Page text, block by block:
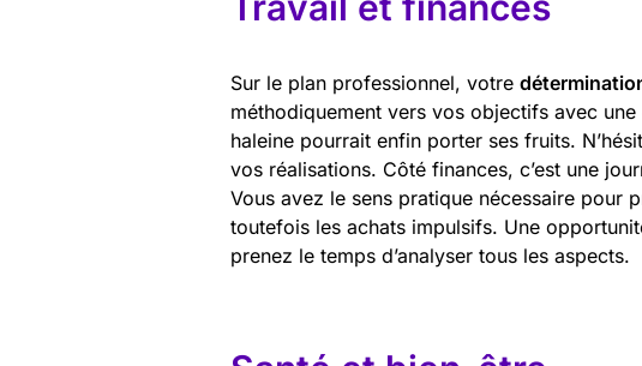
Sur le plan professionnel, votre
méthodiquement vers vos objectifs avec
haleine pourrait enfin porter ses fruits.
vos réalisations. Côté finances, c’est une
Vous avez le sens pratique nécessaire pour
toutefois les achats impulsifs. Une
prenez le temps d’analyser tous les aspects.